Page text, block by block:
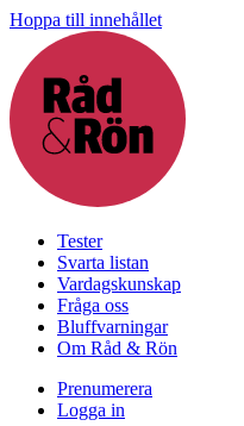
Hoppa till innehållet
Tester
Svarta listan
Vardagskunskap
Fråga oss
Bluffvarningar
Om Råd & Rön
Prenumerera
Logga in